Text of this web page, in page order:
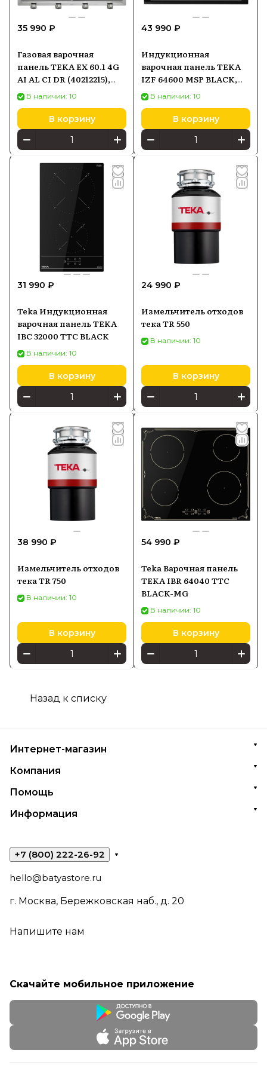
35 990 ₽
Газовая варочная
панель TEKA EX 60.1 4G
AI AL CI DR (40212215),
серебристый
В наличии: 10
В корзину
43 990 ₽
Индукционная
варочная панель TEKA
IZF 64600 MSP BLACK,
черный
В наличии: 10
В корзину
31 990 ₽
Teka Индукционная
варочная панель TEKA
IBC 32000 TTC BLACK
В наличии: 10
В корзину
24 990 ₽
Измельчитель отходов
тека TR 550
В наличии: 10
В корзину
38 990 ₽
Измельчитель отходов
тека TR 750
В наличии: 10
В корзину
54 990 ₽
Teka Варочная панель
TEKA IBR 64040 TTC
BLACK-MG
В наличии: 10
В корзину
Назад к списку
Интернет-магазин
Компания
Помощь
Информация
+7 (800) 222-26-92
hello@batyastore.ru
г. Москва, Бережковская наб., д. 20
Напишите нам
Скачайте мобильное приложение